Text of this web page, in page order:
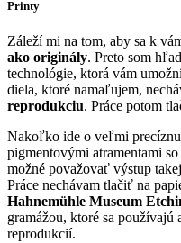
Printy
Záleží mi na tom, aby sa k
ako originály. Preto som
technológie, ktorá vám
diela, ktoré namaľujem,
reprodukciu. Práce potom
Nakoľko ide o veľmi precíznu
pigmentovými atramentami
možné považovať výstup
Práce nechávam tlačiť na
Hahnemühle Museum
gramážou, ktoré sa používajú
reprodukcií.